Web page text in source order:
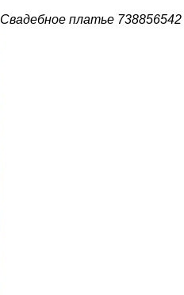
Свадебное платье 738856542